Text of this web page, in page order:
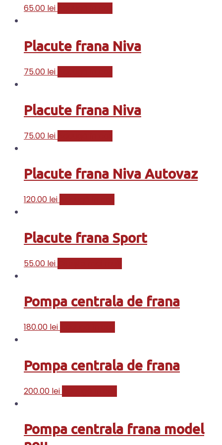
65.00 lei
Placute frana Niva
75.00 lei
Placute frana Niva
75.00 lei
Placute frana Niva Autovaz
120.00 lei
Placute frana Sport
55.00 lei
Pompa centrala de frana
180.00 lei
Pompa centrala de frana
200.00 lei
Pompa centrala frana model